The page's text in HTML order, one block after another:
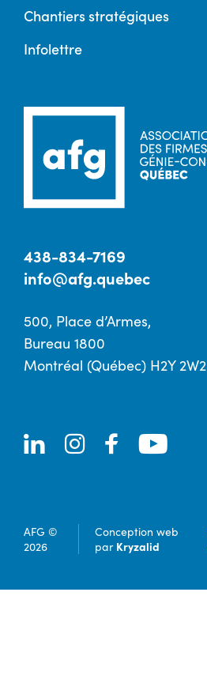
Chantiers stratégiques
Infolettre
438-834-7169
info@afg.quebec
500, Place d’Armes,
Bureau 1800
Montréal (Québec) H2Y 2W2
AFG ©
2026
Conception web
par Kryzalid